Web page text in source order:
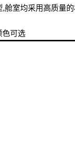
,舱室均采用高质量
色可选